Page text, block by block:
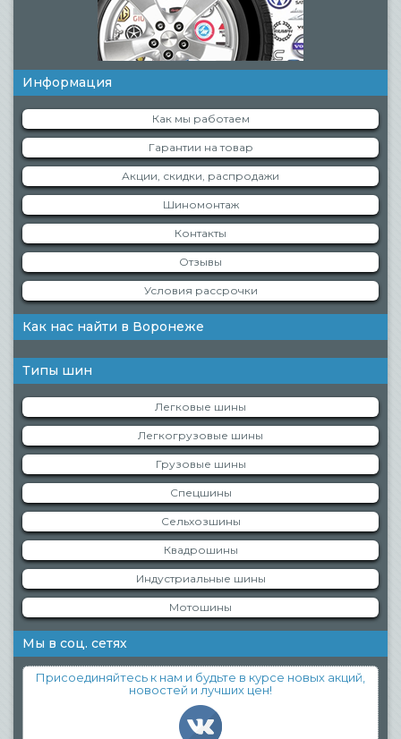
Информация
Как мы работаем
Гарантии на товар
Акции, скидки, распродажи
Шиномонтаж
Контакты
Отзывы
Условия рассрочки
Как нас найти в Воронеже
Типы шин
Легковые шины
Легкогрузовые шины
Грузовые шины
Спецшины
Сельхозшины
Квадрошины
Индустриальные шины
Мотошины
Мы в соц. сетях
Присоединяйтесь к нам и будьте в курсе новых акций,
новостей и лучших цен!